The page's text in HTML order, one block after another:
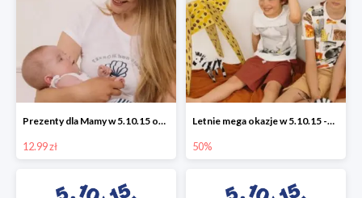
Prezenty dla Mamy w 5.10.15 od 12,99 zł
12.99 zł
Letnie mega okazje w 5.10.15 -50%
50%